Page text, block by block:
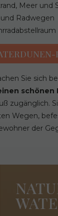
Meer und
Radwegen
Sie sich
schönen
zugänglich.
Wegen,
der